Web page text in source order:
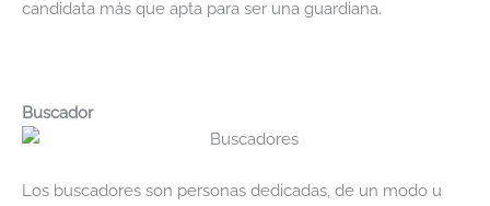
candidata más que apta para ser una guardiana.
Buscador
Los buscadores son personas dedicadas, de un modo u